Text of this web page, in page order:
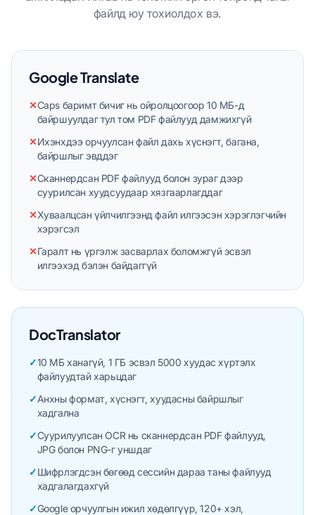
файлд юу тохиолдох вэ.
Google Translate
✕Caps баримт бичиг нь ойролцоогоор 10 МБ-д
байршуулдаг тул том PDF файлууд дамжихгүй
✕Ихэнхдээ орчуулсан файл дахь хүснэгт, багана,
байршлыг эвддэг
✕Сканнердсан PDF файлууд болон зураг дээр
суурилсан хуудсуудаар хязгаарлагддаг
✕Хуваалцсан үйлчилгээнд файл илгээсэн хэрэглэгчийн
хэрэгсэл
✕Гаралт нь үргэлж засварлах боломжгүй эсвэл
илгээхэд бэлэн байдаггүй
DocTranslator
✓10 МБ ханагүй, 1 ГБ эсвэл 5000 хуудас хүртэлх
файлуудтай харьцдаг
✓Анхны формат, хүснэгт, хуудасны байршлыг
хадгална
✓Суурилуулсан OCR нь сканнердсан PDF файлууд,
JPG болон PNG-г уншдаг
✓Шифрлэгдсэн бөгөөд сессийн дараа таны файлууд
хадгалагдахгүй
✓Google орчуулгын ижил хөдөлгүүр, 120+ хэл,